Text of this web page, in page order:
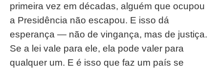
primeira vez em décadas, alguém que ocupou
a Presidência não escapou. E isso dá
esperança — não de vingança, mas de justiça.
Se a lei vale para ele, ela pode valer para
qualquer um. E é isso que faz um país se